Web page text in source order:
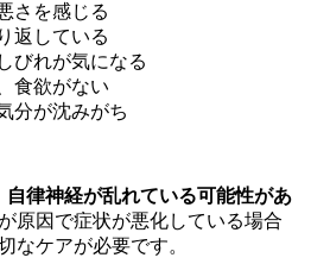
さを感じる
返している
びれが気になる
食欲がない
分が沈みがち
律神経が乱れている可能性があ
原因で症状が悪化している場合
なケアが必要です。